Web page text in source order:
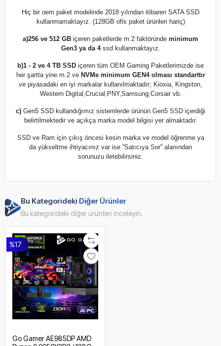
Hiç bir oem paket modelinde 2018 yılından itibaren SATA SSD
kullanmamaktayız. (128GB ofis paket ürünleri hariç)
a)256 ve 512 GB içeren paketlerde m.2 faktöründe minimum
Gen3 ya da 4ssd kullanmaktayız.
b)1 - 2 ve 4 TB SSD içeren tüm OEM Gaming Paketlerimizde ise
her şartta yine m.2 ve NVMe minimum GEN4 olması standarttır
ve piyasadaki en iyi markalar kullanılmaktadır; Kioxia, Kingston,
Western Digital,Crucial,PNY,Samsung,Corsair vb.
c) Gen5 SSD kullandığımız sistemlerde ürünün Gen5 SSD içerdiği
belirtilmektedir ve açıkça marka model bilgisi yer almaktadır.
SSD ve Ram için çıkış öncesi kesin marka ve model öğrenme ya
da yükseltme ihtiyacınız var ise ''Satıcıya Sor'' alanından
sorunuzu iletebilirsiniz.
Bu Kategorideki Diğer Ürünler
Bu kategorideki diğer ürünleri inceleyin.
%17
Go Gamer AE985DP AMD